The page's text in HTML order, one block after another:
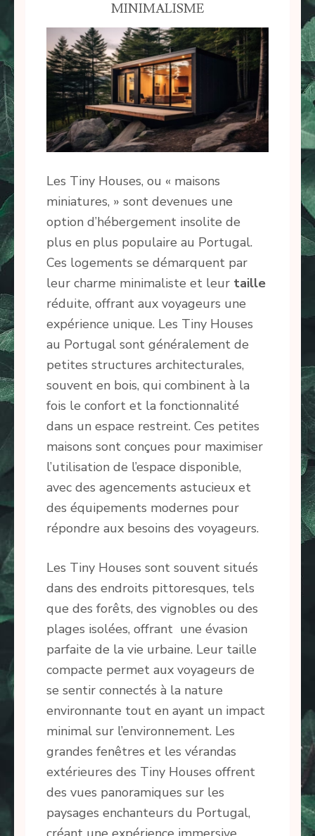
MINIMALISME
Les Tiny Houses, ou « maisons
miniatures, » sont devenues une
option d’hébergement insolite de
plus en plus populaire au Portugal.
Ces logements se démarquent par
leur charme minimaliste et leur taille
réduite, offrant aux voyageurs une
expérience unique. Les Tiny Houses
au Portugal sont généralement de
petites structures architecturales,
souvent en bois, qui combinent à la
fois le confort et la fonctionnalité
dans un espace restreint. Ces petites
maisons sont conçues pour maximiser
l’utilisation de l’espace disponible,
avec des agencements astucieux et
des équipements modernes pour
répondre aux besoins des voyageurs.
Les Tiny Houses sont souvent situés
dans des endroits pittoresques, tels
que des forêts, des vignobles ou des
plages isolées, offrant une évasion
parfaite de la vie urbaine. Leur taille
compacte permet aux voyageurs de
se sentir connectés à la nature
environnante tout en ayant un impact
minimal sur l’environnement. Les
grandes fenêtres et les vérandas
extérieures des Tiny Houses offrent
des vues panoramiques sur les
paysages enchanteurs du Portugal,